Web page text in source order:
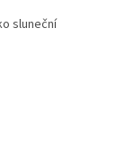
sluneční